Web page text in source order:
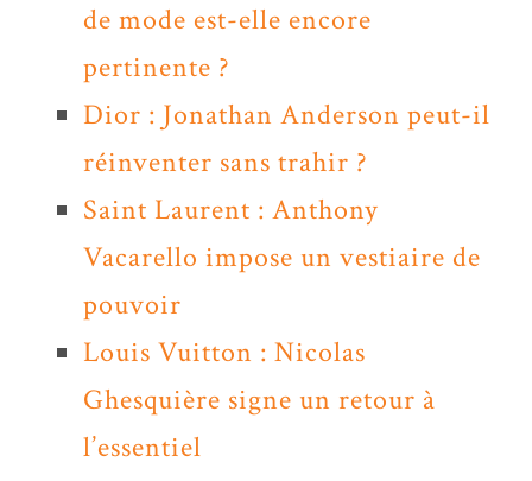
de mode est-elle encore
pertinente ?
Dior : Jonathan Anderson peut-il
réinventer sans trahir ?
Saint Laurent : Anthony
Vacarello impose un vestiaire de
pouvoir
Louis Vuitton : Nicolas
Ghesquière signe un retour à
l’essentiel